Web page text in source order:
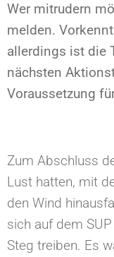
Wer mitrudern
melden.
allerdings ist die
nächsten
Voraussetzung
Zum Abschluss
Lust hatten, mit
den Wind
sich auf dem
Steg treiben. Es